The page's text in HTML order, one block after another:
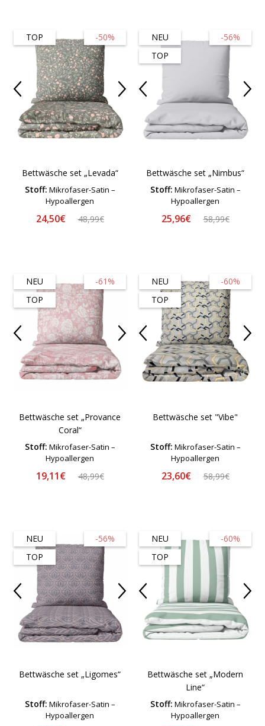
-50%
TOP
Bettwäsche set „Levada“
Stoff: Mikrofaser-Satin –
Hypoallergen
24,50€ 48,99€
-56%
NEU
TOP
Bettwäsche set „Nimbus“
Stoff: Mikrofaser-Satin –
Hypoallergen
25,96€ 58,99€
-61%
NEU
TOP
Bettwäsche set „Provance
Coral“
Stoff: Mikrofaser-Satin –
Hypoallergen
19,11€ 48,99€
-60%
NEU
TOP
Bettwäsche set "Vibe"
Stoff: Mikrofaser-Satin –
Hypoallergen
23,60€ 58,99€
-56%
NEU
TOP
Bettwäsche set „Ligomes“
Stoff: Mikrofaser-Satin –
Hypoallergen
-60%
NEU
TOP
Bettwäsche set „Modern
Line“
Stoff: Mikrofaser-Satin –
Hypoallergen